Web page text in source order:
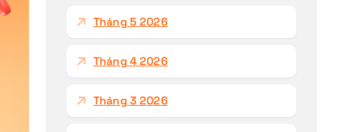
Tháng 5 2026
Tháng 4 2026
Tháng 3 2026